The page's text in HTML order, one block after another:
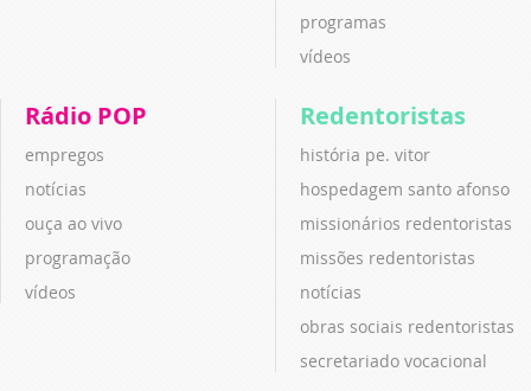
programas
vídeos
Rádio POP
empregos
notícias
ouça ao vivo
programação
vídeos
Redentoristas
história pe. vitor
hospedagem santo afonso
missionários redentoristas
missões redentoristas
notícias
obras sociais redentoristas
secretariado vocacional